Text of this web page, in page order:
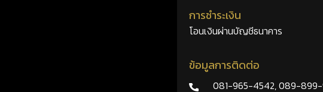
การชำระเงิน
โอนเงินผ่านบัญชีธนาคาร
ข้อมูลการติดต่อ
081-965-4542,089-